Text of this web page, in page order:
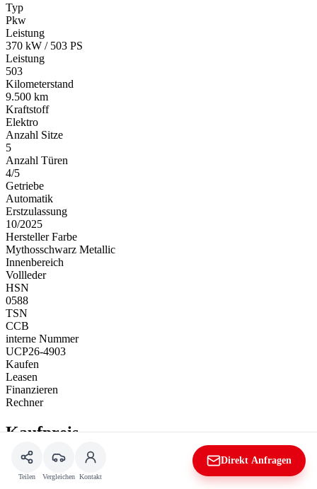
Typ
Pkw
Leistung
370 kW / 503 PS
Leistung
503
Kilometerstand
9.500 km
Kraftstoff
Elektro
Anzahl Sitze
5
Anzahl Türen
4/5
Getriebe
Automatik
Erstzulassung
10/2025
Hersteller Farbe
Mythosschwarz Metallic
Innenbereich
Vollleder
HSN
0588
TSN
CCB
interne Nummer
UCP26-4903
Kaufen
Leasen
Finanzieren
Rechner
Kaufpreis
79.800 €
19% MwSt.
Listenpreis (UVP):122.260 €
Teilen Vergleichen Kontakt
Direkt Anfragen